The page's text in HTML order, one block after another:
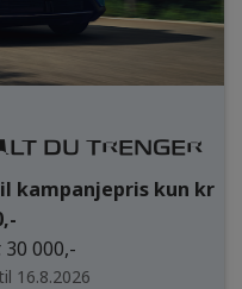
DU TRENGER
kampanjepris kun kr
000,-
16.8.2026